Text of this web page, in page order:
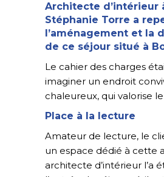
Architecte d’intérieur
Stéphanie Torre a
l’aménagement et la
de ce séjour situé à
Le cahier des charges
imaginer un endroit
chaleureux, qui valorise
Place à la lecture
Amateur de lecture, le
un espace dédié à cette
architecte d’intérieur l’a